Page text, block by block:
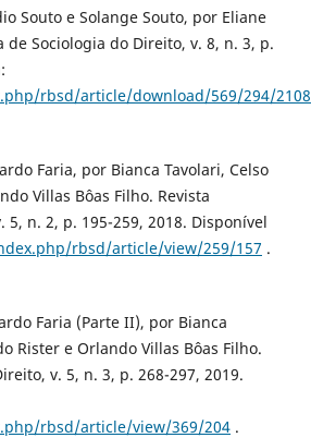
Souto e Solange Souto, por Eliane
Sociologia do Direito, v. 8, n. 3, p.
rbsd/article/download/569/294/2108
Faria, por Bianca Tavolari, Celso
Villas Bôas Filho. Revista
n. 2, p. 195-259, 2018. Disponível
rbsd/article/view/259/157 .
Faria (Parte II), por Bianca
Rister e Orlando Villas Bôas Filho.
v. 5, n. 3, p. 268-297, 2019.
rbsd/article/view/369/204 .